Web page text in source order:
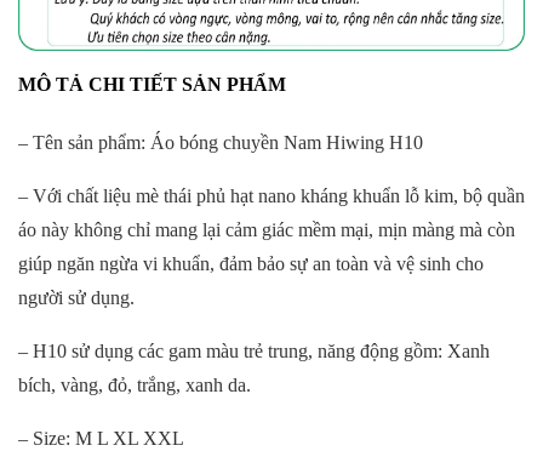
MÔ TẢ CHI TIẾT SẢN PHẨM
– Tên sản phẩm: Áo bóng chuyền Nam Hiwing H10
– Với chất liệu mè thái phủ hạt nano kháng khuẩn lỗ kim, bộ quần
áo này không chỉ mang lại cảm giác mềm mại, mịn màng mà còn
giúp ngăn ngừa vi khuẩn, đảm bảo sự an toàn và vệ sinh cho
người sử dụng.
– H10 sử dụng các gam màu trẻ trung, năng động gồm: Xanh
bích, vàng, đỏ, trắng, xanh da.
– Size: M L XL XXL